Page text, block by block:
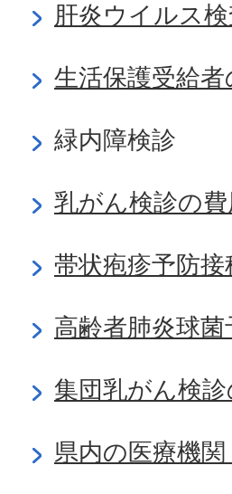
肝炎ウイルス
生活保護受給
緑内障検診
乳がん検診の費
帯状疱疹予防接
高齢者肺炎球菌
集団乳がん検
県内の医療機